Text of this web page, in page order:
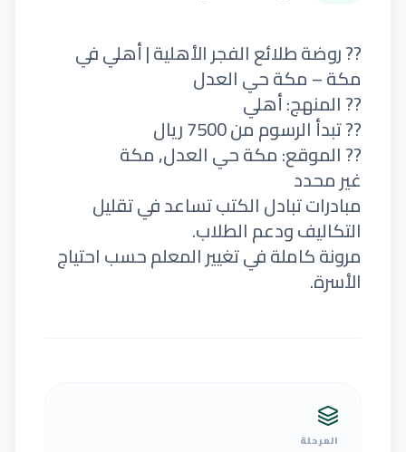
?? روضة طلائع الفجر الأهلية | أهلي في
مكة – مكة حي العدل
?? المنهج: أهلي
?? تبدأ الرسوم من 7500 ريال
?? الموقع: مكة حي العدل, مكة
غير محدد
مبادرات تبادل الكتب تساعد في تقليل
التكاليف ودعم الطلاب.
مرونة كاملة في تغيير المعلم حسب احتياج
الأسرة.
المرحلة